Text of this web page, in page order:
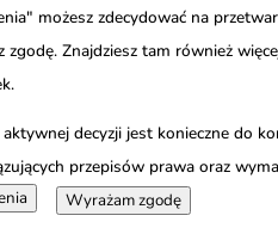
możesz zdecydować na
zgodę. Znajdziesz tam również
aktywnej decyzji jest konieczne do
przepisów prawa oraz
Wyrażam zgodę